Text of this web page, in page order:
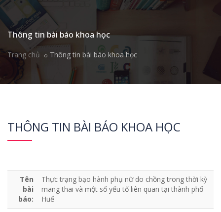
Thông tin bài báo khoa học
Trang chủ Thông tin bài báo khoa học
THÔNG TIN BÀI BÁO KHOA HỌC
Tên
bài
báo:
Thực trạng bạo hành phụ nữ do chồng trong thời kỳ
mang thai và một số yếu tố liên quan tại thành phố
Huế